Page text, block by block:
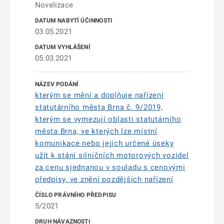
Novelizace
03.05.2021
05.03.2021
kterým se mění a doplňuje nařízení
statutárního města Brna č. 9/2019,
kterým se vymezují oblasti statutárního
města Brna, ve kterých lze místní
komunikace nebo jejich určené úseky
užít k stání silničních motorových vozidel
za cenu sjednanou v souladu s cenovými
předpisy, ve znění pozdějších nařízení
5/2021